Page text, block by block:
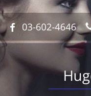
03-602-4646